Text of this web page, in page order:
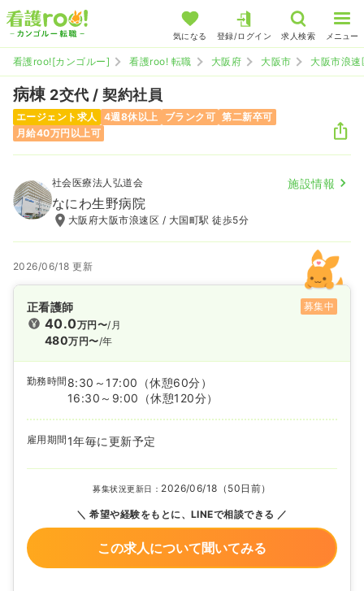
気になる 登録/ログイン 求人検索 メニュー
看護roo![カンゴルー] 看護roo! 転職 大阪府 大阪市 大阪市浪速
病棟 2交代 / 契約社員
エージェント求人 4週8休以上 ブランク可 第二新卒可
月給40万円以上可
社会医療法人弘道会 施設情報
なにわ生野病院
大阪府大阪市浪速区 / 大国町駅 徒歩5分
2026/06/18 更新
正看護師 募集中
40.0万円〜/月
480万円〜/年
勤務時間 8:30～17:00
（休憩60分）
16:30～9:00
（休憩120分）
雇用期間 1年毎に更新予定
募集状況更新日： 2026/06/18（50日前）
希望や経験をもとに、LINEで相談できる
この求人について聞いてみる